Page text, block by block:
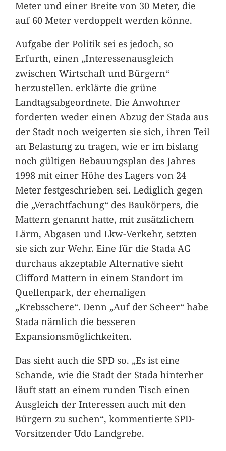
Meter und einer Breite von 30 Meter, die
auf 60 Meter verdoppelt werden könne.
Aufgabe der Politik sei es jedoch, so
Erfurth, einen „Interessenausgleich
zwischen Wirtschaft und Bürgern“
herzustellen. erklärte die grüne
Landtagsabgeordnete. Die Anwohner
forderten weder einen Abzug der Stada aus
der Stadt noch weigerten sie sich, ihren Teil
an Belastung zu tragen, wie er im bislang
noch gültigen Bebauungsplan des Jahres
1998 mit einer Höhe des Lagers von 24
Meter festgeschrieben sei. Lediglich gegen
die „Verachtfachung“ des Baukörpers, die
Mattern genannt hatte, mit zusätzlichem
Lärm, Abgasen und Lkw-Verkehr, setzten
sie sich zur Wehr. Eine für die Stada AG
durchaus akzeptable Alternative sieht
Clifford Mattern in einem Standort im
Quellenpark, der ehemaligen
„Krebsschere“. Denn „Auf der Scheer“ habe
Stada nämlich die besseren
Expansionsmöglichkeiten.
Das sieht auch die SPD so. „Es ist eine
Schande, wie die Stadt der Stada hinterher
läuft statt an einem runden Tisch einen
Ausgleich der Interessen auch mit den
Bürgern zu suchen“, kommentierte SPD-
Vorsitzender Udo Landgrebe.